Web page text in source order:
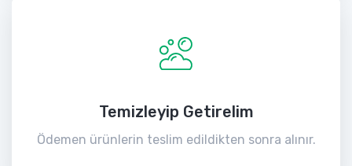
Temizleyip Getirelim
Ödemen ürünlerin teslim edildikten sonra alınır.